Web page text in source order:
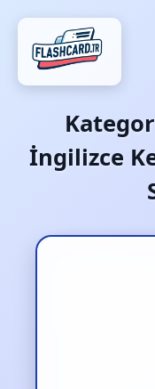
İngilizce